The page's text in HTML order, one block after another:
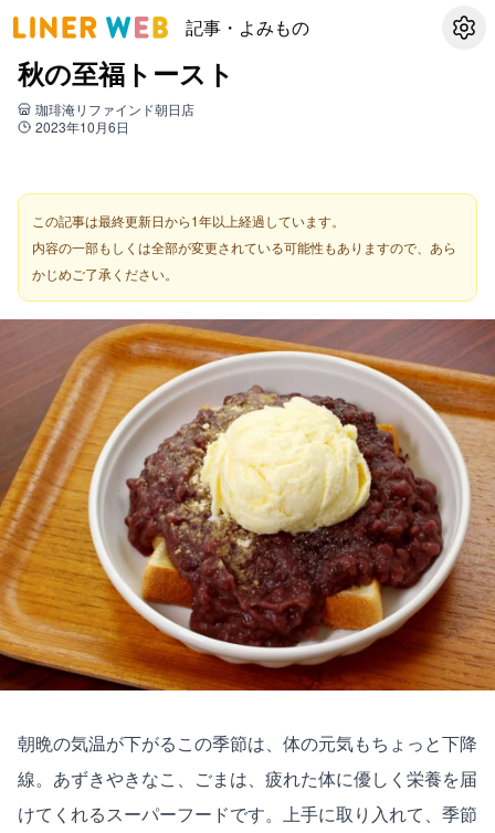
記事・よみもの 設定
秋の至福トースト
珈琲淹リファインド朝日店
2023年10月6日
この記事は最終更新日から1年以上経過しています。
内容の一部もしくは全部が変更されている可能性もありますので、あら
かじめご了承ください。
朝晩の気温が下がるこの季節は、体の元気もちょっと下降
線。あずきやきなこ、ごまは、疲れた体に優しく栄養を届
けてくれるスーパーフードです。上手に取り入れて、季節